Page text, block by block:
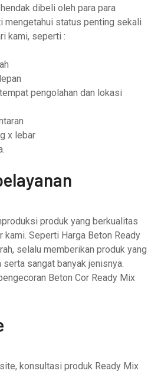
dibeli oleh para para
mengetahui status penting sekali
kami, seperti :
pengolahan dan lokasi
x lebar
produk yang berkualitas
kami. Seperti Harga Beton Ready
selalu memberikan produk yang
sangat banyak jenisnya.
Beton Cor Ready Mix
konsultasi produk Ready Mix